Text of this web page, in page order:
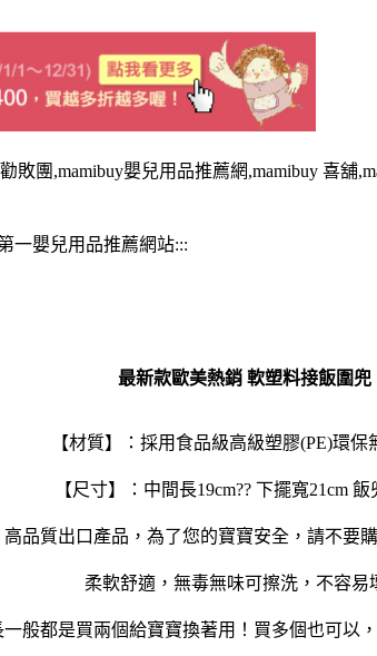
敗團,mamibuy嬰兒用品推薦網,mamibuy 喜舖
一嬰兒用品推薦網站:::
最新款歐美熱銷 軟塑料接飯圍兜
【材質】：採用食品級高級塑膠(PE)環保
【尺寸】：中間長19cm?? 下擺寬21cm 飯
高品質出口產品，為了您的寶寶安全，請不要
柔軟舒適，無毒無味可擦洗，不容易
一般都是買兩個給寶寶換著用！買多個也可以